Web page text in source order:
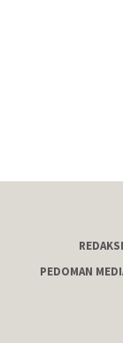
REDAKSI
PEDOMAN